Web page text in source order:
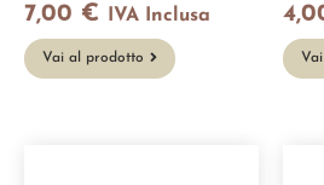
7,00 € IVA Inclusa
Vai al prodotto